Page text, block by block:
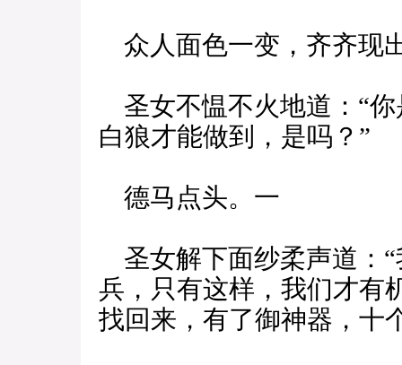
众人面色一变，齐齐现
圣女不愠不火地道：“
白狼才能做到，是吗？”
德马点头。一
圣女解下面纱柔声道：
兵，只有这样，我们才有
找回来，有了御神器，十